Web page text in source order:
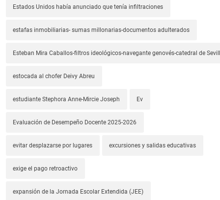
Estados Unidos había anunciado que tenía infiltraciones
estafas inmobiliarias- sumas millonarias-documentos adulterados
Esteban Mira Caballos-filtros ideológicos-navegante genovés-catedral de
estocada al chofer Deivy Abreu
estudiante Stephora Anne-Mircie Joseph Ev
Evaluación de Desempeño Docente 2025-2026
evitar desplazarse por lugares excursiones y salidas educativas
exige el pago retroactivo
expansión de la Jornada Escolar Extendida (JEE)